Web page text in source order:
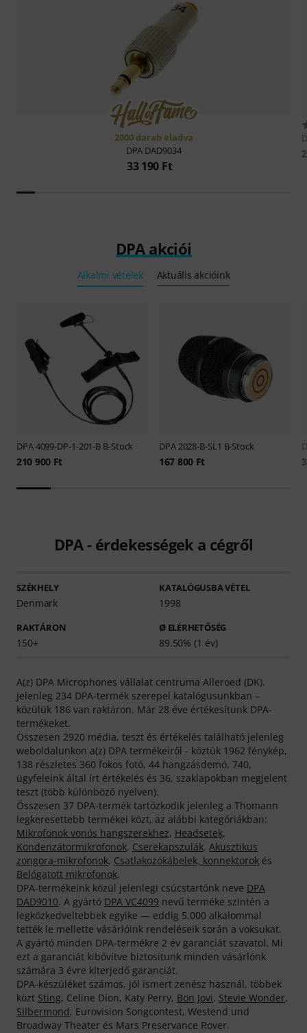
2000 darab eladva
DPA DAD9034
33 190 Ft
DPA akciói
Alkalmi vételek Aktuális akcióink
DPA4099-DP-1-201-B B-Stock
210 900 Ft
DPA2028-B-SL1 B-Stock
167 800 Ft
DPA - érdekességek a cégről
SZÉKHELY
Denmark
KATALÓGUSBA VÉTEL
1998
RAKTÁRON
150+
Ø ELÉRHETŐSÉG
89.50% (1 év)
A(z) DPA Microphones vállalat centruma Alleroed (DK).
Jelenleg 234 DPA-termék szerepel katalógusunkban –
közülük 186 van raktáron. Már 28 éve értékesítünk DPA-
termékeket.
Összesen 2920 média, teszt és értékelés található jelenleg
weboldalunkon a(z) DPA termékeiről - köztük 1962 fénykép,
138 részletes 360 fokos fotó, 44 hangzásdemó, 740,
ügyfeleink által írt értékelés és 36, szaklapokban megjelent
teszt (több különböző nyelven).
Összesen 37 DPA-termék tartózkodik jelenleg a Thomann
legkeresettebb termékei közt, az alábbi kategóriákban:
Mikrofonok vonós hangszerekhez, Headsetek,
Kondenzátormikrofonok, Cserekapszulák, Akusztikus
zongora-mikrofonok, Csatlakozókábelek, konnektorok és
Belógatott mikrofonok.
DPA-termékeink közül jelenlegi csúcstartónk neve DPA
DAD9010. A gyártó DPA VC4099 nevű terméke szintén a
legközkedveltebbek egyike — eddig 5.000 alkalommal
tették le mellette vásárlóink rendeléseik során a voksukat.
A gyártó minden DPA-termékre 2 év garanciát szavatol. Mi
ezt a garanciát kibővítve biztosítunk minden vásárlónk
számára 3 évre kiterjedő garanciát.
DPA-készüléket számos, jól ismert zenész használ, többek
közt Sting, Celine Dion, Katy Perry, Bon Jovi, Stevie Wonder,
Silbermond, Eurovision Songcontest, Westend und
Broadway Theater és Mars Preservance Rover.